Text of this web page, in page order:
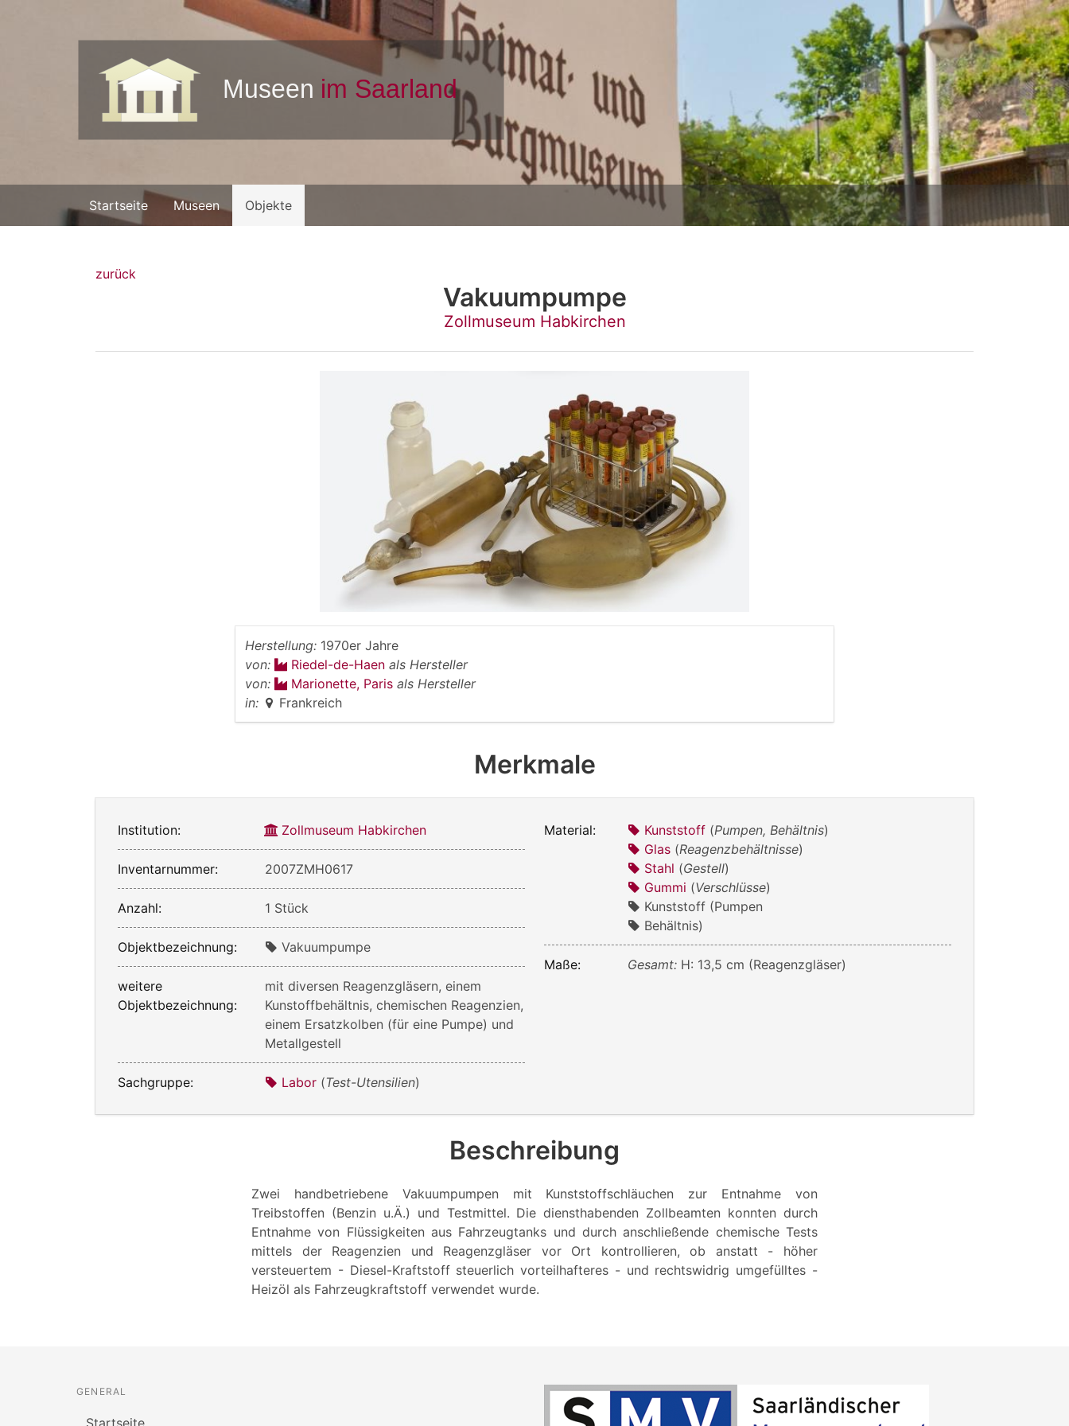
Startseite Museen Objekte
zurück
Vakuumpumpe
Zollmuseum Habkirchen
Herstellung: 1970er Jahre
von:
Riedel-de-Haen als Hersteller
von:
Marionette, Paris als Hersteller
in:
Frankreich
Merkmale
Institution: Zollmuseum Habkirchen
Inventarnummer: 2007ZMH0617
Anzahl: 1 Stück
Objektbezeichnung: Vakuumpumpe
weitere
Objektbezeichnung:
mit diversen Reagenzgläsern, einem
Kunstoffbehältnis, chemischen Reagenzien,
einem Ersatzkolben (für eine Pumpe) und
Metallgestell
Sachgruppe: Labor (Test-Utensilien)
Material: Kunststoff (Pumpen, Behältnis)
Glas (Reagenzbehältnisse)
Stahl (Gestell)
Gummi (Verschlüsse)
Kunststoff (Pumpen
Behältnis)
Maße: Gesamt: H: 13,5 cm (Reagenzgläser)
Beschreibung
Zwei handbetriebene Vakuumpumpen mit Kunststoffschläuchen zur Entnahme von
Treibstoffen (Benzin u.Ä.) und Testmittel. Die diensthabenden Zollbeamten konnten durch
Entnahme von Flüssigkeiten aus Fahrzeugtanks und durch anschließende chemische Tests
mittels der Reagenzien und Reagenzgläser vor Ort kontrollieren, ob anstatt - höher
versteuertem - Diesel-Kraftstoff steuerlich vorteilhafteres - und rechtswidrig umgefülltes -
Heizöl als Fahrzeugkraftstoff verwendet wurde.
GENERAL